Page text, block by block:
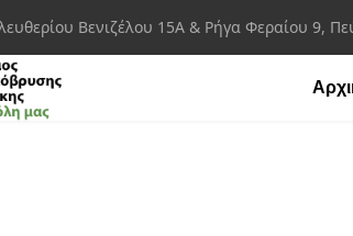
Βενιζέλου 15Α & Ρήγα Φεραίου 9,